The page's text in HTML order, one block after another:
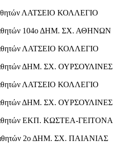
ΛΑΤΣΕΙΟ ΚΟΛΛΕΓΙΟ
104ο ΔΗΜ. ΣΧ. ΑΘΗΝΩΝ
ΛΑΤΣΕΙΟ ΚΟΛΛΕΓΙΟ
ΔΗΜ. ΣΧ. ΟΥΡΣΟΥΛΙΝΕΣ
ΛΑΤΣΕΙΟ ΚΟΛΛΕΓΙΟ
ΔΗΜ. ΣΧ. ΟΥΡΣΟΥΛΙΝΕΣ
ΕΚΠ. ΚΩΣΤΕΑ-ΓΕΙΤΟΝΑ
2ο ΔΗΜ. ΣΧ. ΠΑΙΑΝΙΑΣ